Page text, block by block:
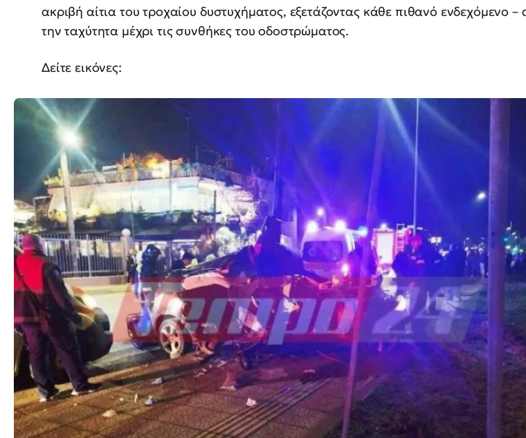
ακριβή αίτια του τροχαίου δυστυχήματος, εξετάζοντας κάθε πιθανό ενδεχόμενο –
την ταχύτητα μέχρι τις συνθήκες του οδοστρώματος.
Δείτε εικόνες: